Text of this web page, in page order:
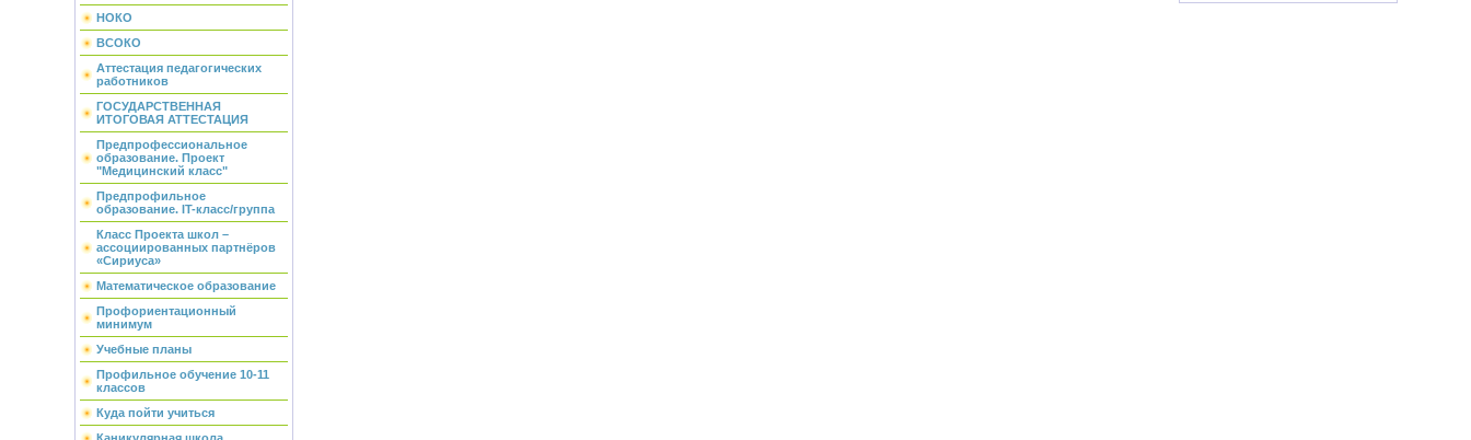
НОКО
ВСОКО
Аттестация педагогических
работников
ГОСУДАРСТВЕННАЯ
ИТОГОВАЯ АТТЕСТАЦИЯ
Предпрофессиональное
образование. Проект
"Медицинский класс"
Предпрофильное
образование. IT-класс/группа
Класс Проекта школ –
ассоциированных партнёров
«Сириуса»
Математическое образование
Профориентационный
минимум
Учебные планы
Профильное обучение 10-11
классов
Куда пойти учиться